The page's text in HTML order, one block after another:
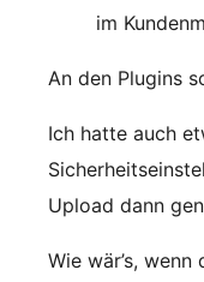
im
An den Plugins
Ich hatte auch
Upload dann
Wie wär’s,